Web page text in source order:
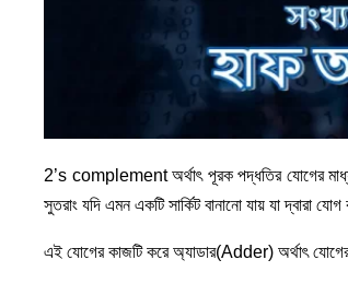
2’s complement অর্থাৎ পূরক পদ্ধতির যোগের
সুতরাং যদি এমন একটি সার্কিট বানানো যায় যা দ্বারা
এই যোগের কাজটি করে অ্যাডার(Adder) অর্থাৎ